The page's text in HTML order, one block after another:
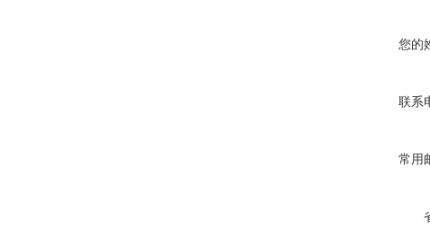
您的
联系
常用